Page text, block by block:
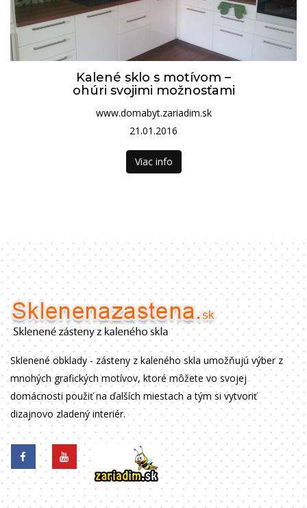
Kalené sklo s motívom –
ohúri svojimi možnosťami
www.domabyt.zariadim.sk
21.01.2016
Viac info
Sklenené obklady - zásteny z kaleného skla umožňujú výber z
mnohých grafických motívov, ktoré môžete vo svojej
domácnosti použiť na ďalších miestach a tým si vytvoriť
dizajnovo zladený interiér.